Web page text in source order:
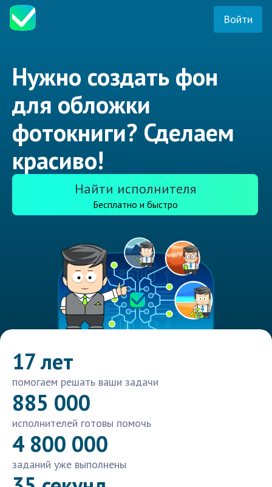
Войти
Нужно создать фон
для обложки
фотокниги? Сделаем
красиво!
Найти исполнителя
Бесплатно и быстро
17 лет
помогаем решать ваши задачи
885 000
исполнителей готовы помочь
4 800 000
заданий уже выполнены